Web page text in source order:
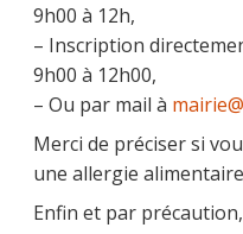
9h00 à 12h,
– Inscription
9h00 à 12h00,
– Ou par mail à
Merci de préciser si
une allergie
Enfin et par